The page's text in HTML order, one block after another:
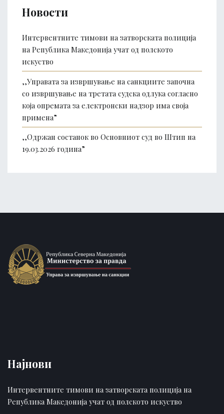
Новости
Интервентните тимови на затворската полиција
на Република Македонија учат од полското
искуство
,,Управата за извршување на санкциите започна
со извршување на третата судска одлука согласно
која опремата за електронски надзор има своја
примена”
,,Одржан состанок во Основниот суд во Штип на
19.03.2026 година”
Најнови
Интервентните тимови на затворската полиција на
Република Македонија учат од полското искуство